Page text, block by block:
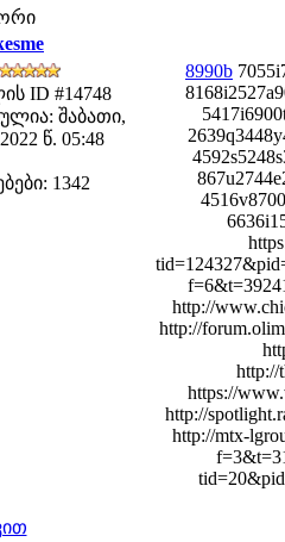
ID #14748
შაბათი,
წ. 05:48
1342
8990b
http://
http://
http://
https://
http://
http://mtx-